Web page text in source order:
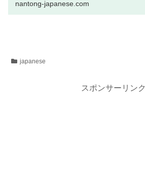
nantong-japanese.com
japanese
スポンサーリンク